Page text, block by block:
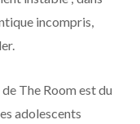
incompris,
The Room est du
adolescents